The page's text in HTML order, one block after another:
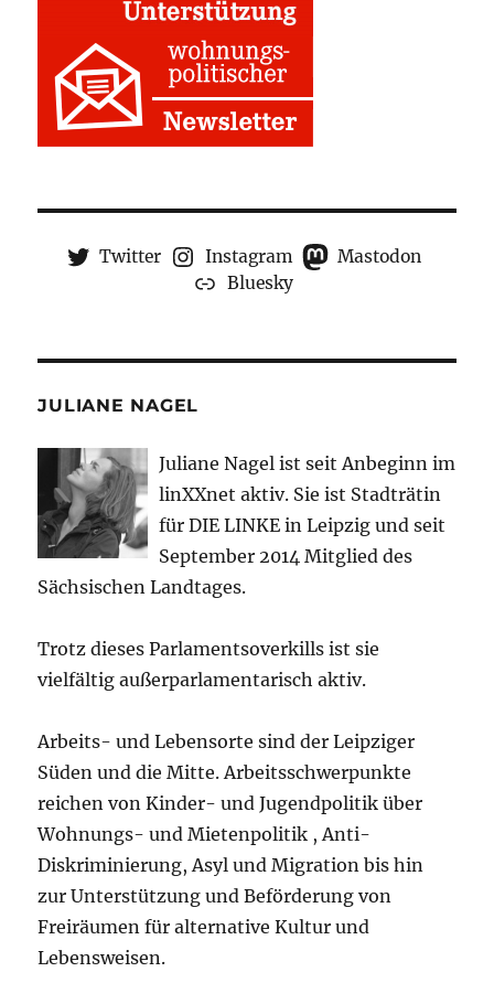
Twitter Instagram
Mastodon
Bluesky
JULIANE NAGEL
Juliane Nagel ist seit Anbeginn im
linXXnet aktiv. Sie ist Stadträtin
für DIE LINKE in Leipzig und seit
September 2014 Mitglied des
Sächsischen Landtages.
Trotz dieses Parlamentsoverkills ist sie
vielfältig außerparlamentarisch aktiv.
Arbeits- und Lebensorte sind der Leipziger
Süden und die Mitte. Arbeitsschwerpunkte
reichen von Kinder- und Jugendpolitik über
Wohnungs- und Mietenpolitik , Anti-
Diskriminierung, Asyl und Migration bis hin
zur Unterstützung und Beförderung von
Freiräumen für alternative Kultur und
Lebensweisen.